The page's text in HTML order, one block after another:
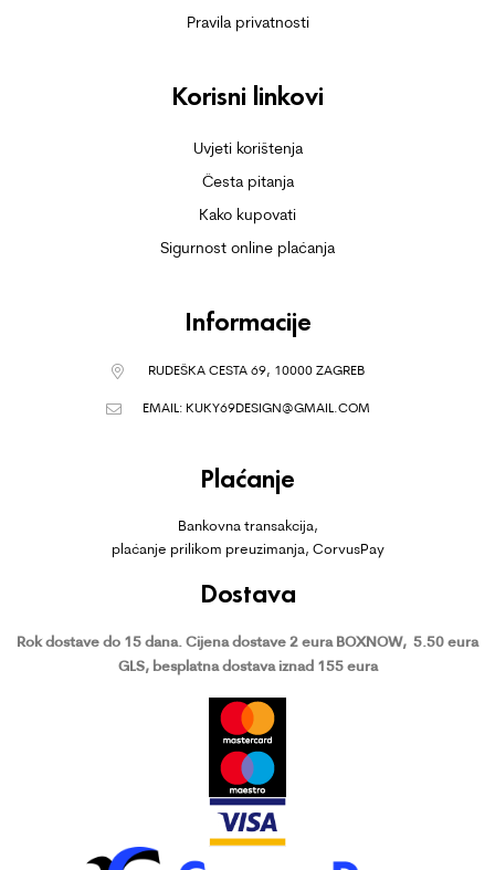
Pravila privatnosti
Korisni linkovi
Uvjeti korištenja
Česta pitanja
Kako kupovati
Sigurnost online plaćanja
Informacije
RUDEŠKA CESTA 69, 10000 ZAGREB
EMAIL: KUKY69DESIGN@GMAIL.COM
Plaćanje
Bankovna transakcija,
plaćanje prilikom preuzimanja, CorvusPay
Dostava
Rok dostave do 15 dana. Cijena dostave 2 eura BOXNOW, 5.50 eura
GLS, besplatna dostava iznad 155 eura